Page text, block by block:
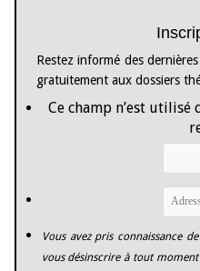
Restez informé des
gratuitement aux dossiers
Ce champ n’est
Vous avez pris connaissance
vous désinscrire à tout